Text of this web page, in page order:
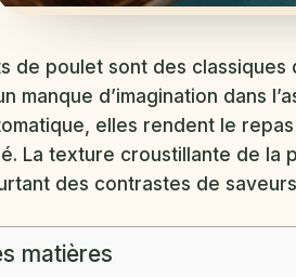
de poulet sont des
manque d’imagination dans
elles rendent le
La texture croustillante de la
des contrastes de
matières